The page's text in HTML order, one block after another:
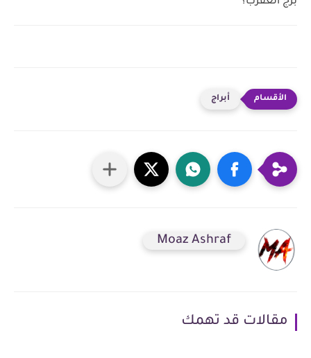
برج العقرب؟
أبراج
Moaz Ashraf
مقالات قد تهمك